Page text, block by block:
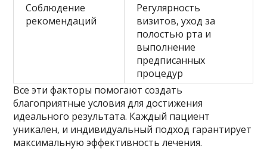
Соблюдение
рекомендаций
Регулярность
визитов, уход за
полостью рта и
выполнение
предписанных
процедур
Все эти факторы помогают создать
благоприятные условия для достижения
идеального результата. Каждый пациент
уникален, и индивидуальный подход гарантирует
максимальную эффективность лечения.